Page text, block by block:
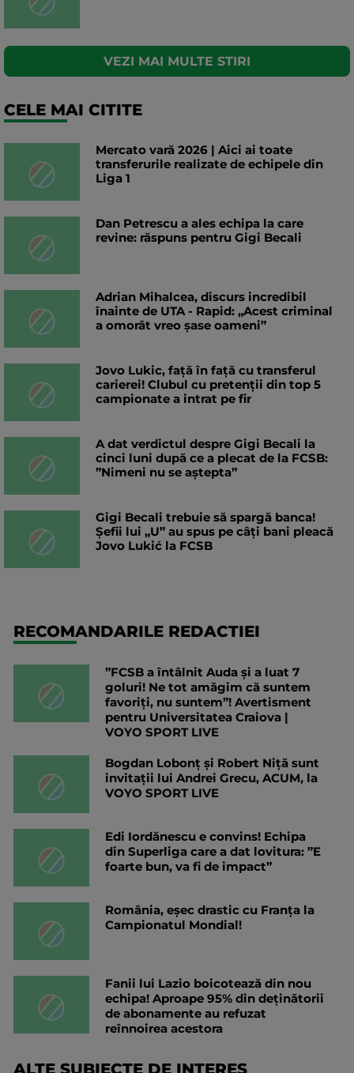
VEZI MAI MULTE STIRI
CELE MAI CITITE
Mercato vară 2026 | Aici ai toate
transferurile realizate de echipele din
Liga 1
Dan Petrescu a ales echipa la care
revine: răspuns pentru Gigi Becali
Adrian Mihalcea, discurs incredibil
înainte de UTA - Rapid: „Acest criminal
a omorât vreo șase oameni”
Jovo Lukic, față în față cu transferul
carierei! Clubul cu pretenții din top 5
campionate a intrat pe fir
A dat verdictul despre Gigi Becali la
cinci luni după ce a plecat de la FCSB:
”Nimeni nu se aștepta”
Gigi Becali trebuie să spargă banca!
Șefii lui „U” au spus pe câți bani pleacă
Jovo Lukić la FCSB
RECOMANDARILE REDACTIEI
”FCSB a întâlnit Auda și a luat 7
goluri! Ne tot amăgim că suntem
favoriți, nu suntem”! Avertisment
pentru Universitatea Craiova |
VOYO SPORT LIVE
Bogdan Lobonț și Robert Niță sunt
invitații lui Andrei Grecu, ACUM, la
VOYO SPORT LIVE
Edi Iordănescu e convins! Echipa
din Superliga care a dat lovitura: ”E
foarte bun, va fi de impact”
România, eșec drastic cu Franța la
Campionatul Mondial!
Fanii lui Lazio boicotează din nou
echipa! Aproape 95% din deținătorii
de abonamente au refuzat
reînnoirea acestora
ALTE SUBIECTE DE INTERES